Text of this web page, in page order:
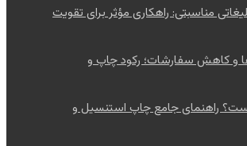
مناسبتی: راهکاری مؤثر برای تقویت
و کاهش سفارشات؛ رکود چاپ و
راهنمای جامع چاپ استنسیل و